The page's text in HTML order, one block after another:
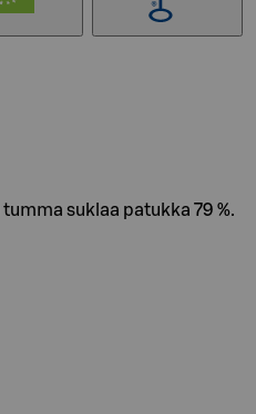
suklaa patukka 79 %.